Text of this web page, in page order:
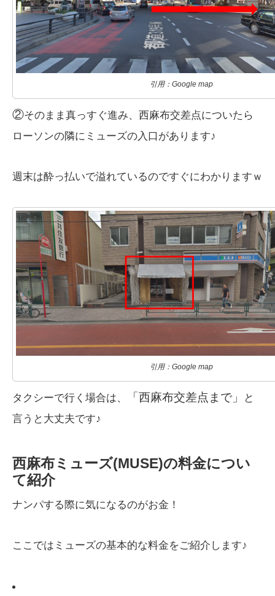
引用：Google map
②そのまま真っすぐ進み、西麻布交差点についたら
ローソンの隣にミューズの入口があります♪
週末は酔っ払いで溢れているのですぐにわかりますｗ
引用：Google map
タクシーで行く場合は、 「西麻布交差点まで」
と
言うと大丈夫です♪
西麻布ミューズ(MUSE)の料金につい
て紹介
ナンパする際に気になるのがお金！
ここではミューズの基本的な料金をご紹介します♪